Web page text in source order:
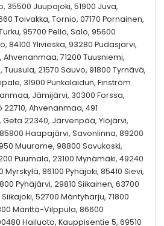
35500 Juupajoki, 51900 Juva,
Toivakka, Tornio, 07170 Pornainen,
95700 Pello, Salo, 95600
84100 Ylivieska, 93280 Pudasjärvi,
Ahvenanmaa, 71200 Tuusniemi,
Tuusula, 21570 Sauvo, 91800 Tyrnävä,
31900 Punkalaidun, Finström
Jämijärvi, 30300 Forssa,
Ahvenanmaa, 491
22340, Järvenpää, Ylöjärvi,
Haapajärvi, Savonlinna, 89200
Muurame, 98800 Savukoski,
Puumala, 23100 Mynämäki, 49240
Myrskylä, 86100 Pyhäjoki, 85410 Sievi,
Pyhäjärvi, 29810 Siikainen, 63700
52700 Mäntyharju, 71800
Mänttä-Vilppula, 86600
Hailuoto, Kauppisentie 5, 69510